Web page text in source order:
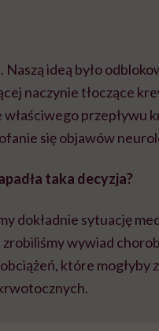
Naszą ideą było
naczynie tłoczące
właściwego przepływu
się objawów
taka decyzja?
dokładnie sytuację
zrobiliśmy wywiad
które mogłyby